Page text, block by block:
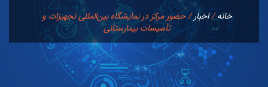
خانه/اخبار/حضور مرکز در نمایشگاه بین‌المللی تجهیزات و
تأسیسات بیمارستانی